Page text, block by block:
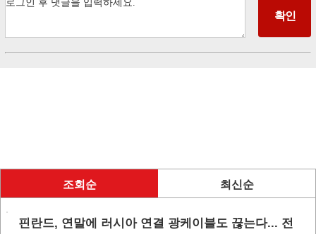
조회순 최신순
핀란드, 연말에 러시아 연결 광케이블도 끊는다... 전